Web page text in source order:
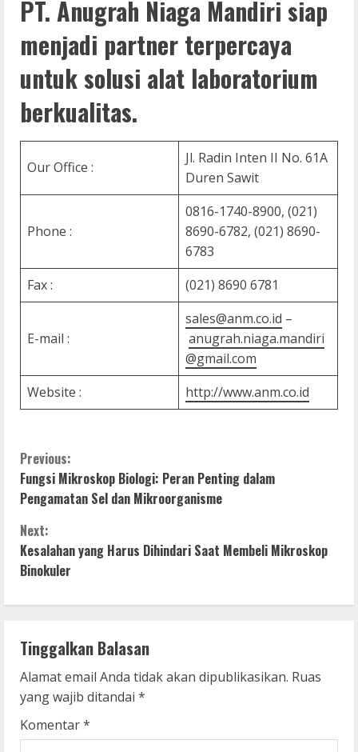
PT. Anugrah Niaga Mandiri siap
menjadi partner terpercaya
untuk solusi alat laboratorium
berkualitas.
Our Office :
Jl. Radin Inten II No. 61A
Duren Sawit
Phone :
0816-1740-8900, (021)
8690-6782, (021) 8690-
6783
Fax :
(021) 8690 6781
E-mail :
sales@anm.co.id –
anugrah.niaga.mandiri
@gmail.com
Website :
http://www.anm.co.id
C
o
n
t
i
n
u
e
R
Previous:
Fungsi Mikroskop Biologi: Peran Penting dalam
Pengamatan Sel dan Mikroorganisme
Next:
Kesalahan yang Harus Dihindari Saat Membeli Mikroskop
Binokuler
Tinggalkan Balasan
Alamat email Anda tidak akan dipublikasikan. Ruas
yang wajib ditandai *
Komentar*